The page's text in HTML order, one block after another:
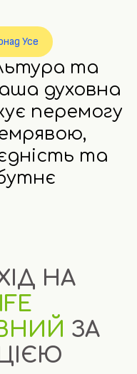
Усе
та
духовна
перемогу
та
НА
ЗА